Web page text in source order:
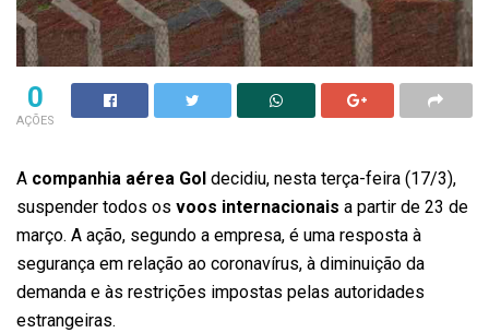
0
AÇÕES
A companhia aérea Gol decidiu, nesta terça-feira (17/3),
suspender todos os voos internacionais a partir de 23 de
março. A ação, segundo a empresa, é uma resposta à
segurança em relação ao coronavírus, à diminuição da
demanda e às restrições impostas pelas autoridades
estrangeiras.